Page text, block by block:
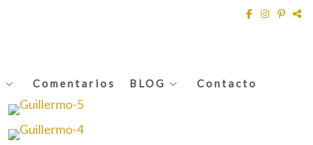
Comentarios BLOG Contacto